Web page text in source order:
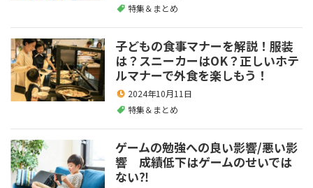
特集＆まとめ
子どもの食事マナーを解説！服装
は？スニーカーはOK？正しいホテ
ルマナーで外食を楽しもう！
2024年10月11日
特集＆まとめ
ゲームの勉強への良い影響/悪い影
響 成績低下はゲームのせいでは
ない⁈